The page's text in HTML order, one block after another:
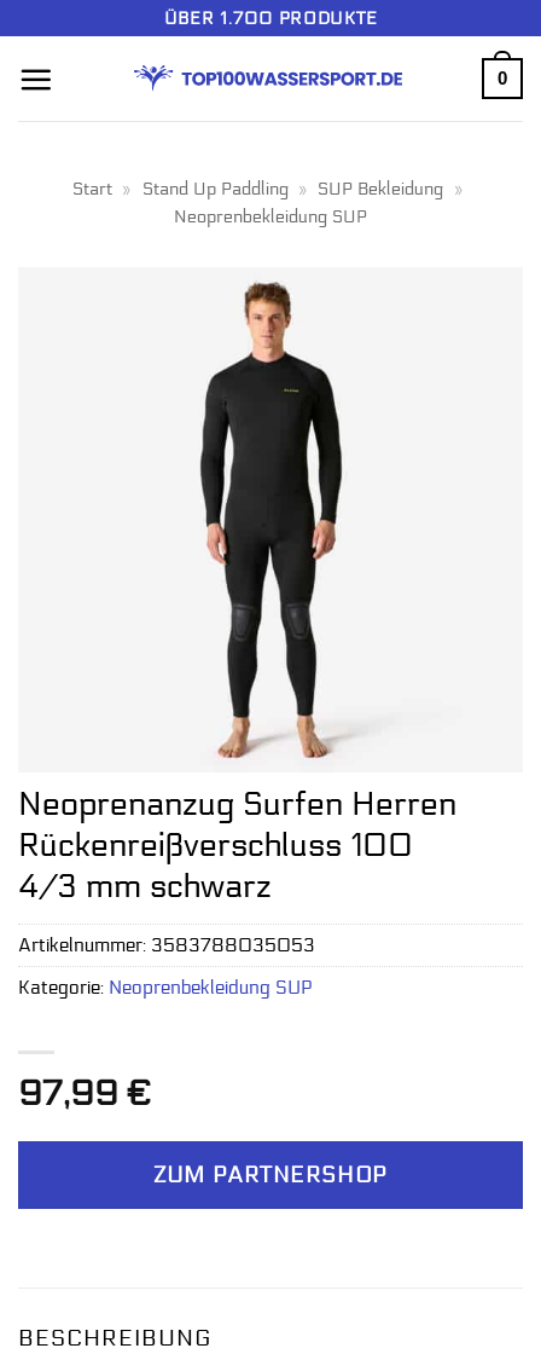
springen
ÜBER 1.700 PRODUKTE
0
Start » Stand Up Paddling » SUP Bekleidung »
Neoprenbekleidung SUP
Neoprenanzug Surfen Herren
Rückenreißverschluss 100
4/3 mm schwarz
97,99 €
ZUM PARTNERSHOP
Artikelnummer: 3583788035053
Kategorie: Neoprenbekleidung SUP
BESCHREIBUNG